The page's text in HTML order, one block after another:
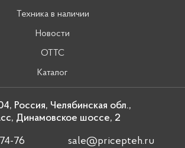
Техника в наличии
Новости
ОТТС
Каталог
Россия, Челябинская обл.,
Динамовское шоссе, 2
76 sale@pricepteh.ru